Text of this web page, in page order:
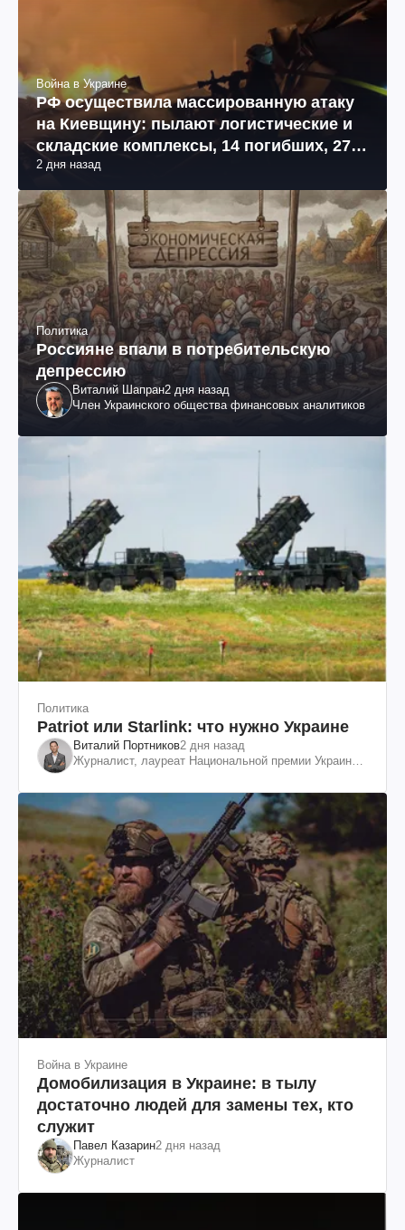
Война в Украине
РФ осуществила массированную атаку
на Киевщину: пылают логистические и
складские комплексы, 14 погибших, 27
раненых (фото, видео)
2 дня назад
Политика
Россияне впали в потребительскую
депрессию
Виталий Шапран2 дня назад
Член Украинского общества финансовых аналитиков
Политика
Patriot или Starlink: что нужно Украине
Виталий Портников2 дня назад
Журналист, лауреат Национальной премии Украины
Война в Украине
Домобилизация в Украине: в тылу
достаточно людей для замены тех, кто
служит
Павел Казарин2 дня назад
Журналист